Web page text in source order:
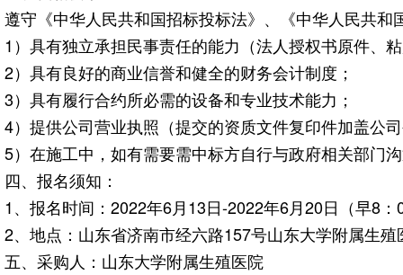
遵守《中华人民共和国招标投标法》、《中华人民共
1）具有独立承担民事责任的能力（法人授权书原件、
2）具有良好的商业信誉和健全的财务会计制度；
3）具有履行合约所必需的设备和专业技术能力；
4）提供公司营业执照（提交的资质文件复印件加盖公
5）在施工中，如有需要需中标方自行与政府相关部门
四、报名须知：
1、报名时间：2022年6月13日-2022年6月20日（早8
2、地点：山东省济南市经六路157号山东大学附属生
五、采购人：山东大学附属生殖医院